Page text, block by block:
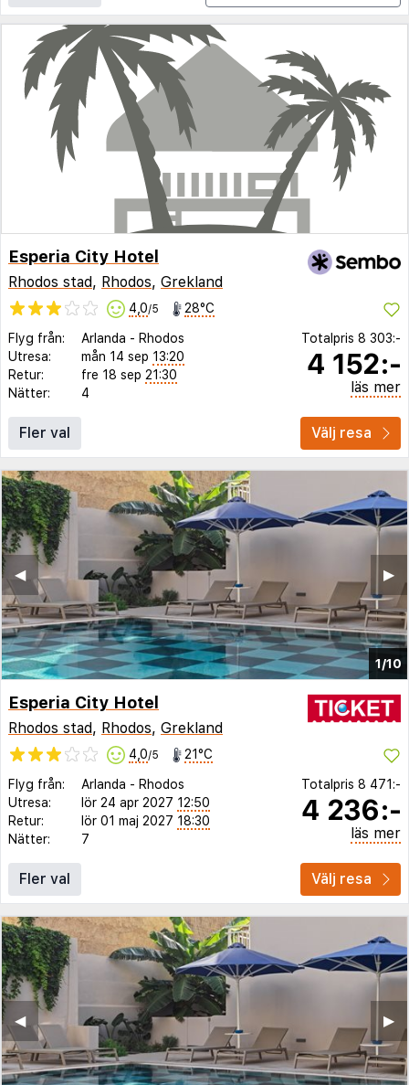
Esperia City Hotel
Rhodos stad, Rhodos, Grekland
4,0/5 28°C
Flyg från: Arlanda - Rhodos
Utresa:
mån 14 sep 13:20
Retur:
fre 18 sep 21:30
Nätter:
4
Totalpris 8 303:-
4 152:-
läs mer
Fler val Välj resa
1/10
▶︎
◀︎
Esperia City Hotel
Rhodos stad, Rhodos, Grekland
4,0/5 21°C
Flyg från: Arlanda - Rhodos
Utresa:
lör 24 apr 2027 12:50
Retur:
lör 01 maj 2027 18:30
Nätter:
7
Totalpris 8 471:-
4 236:-
läs mer
Fler val Välj resa
▶︎
◀︎